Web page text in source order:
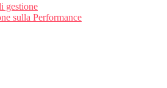
gestione
sulla Performance